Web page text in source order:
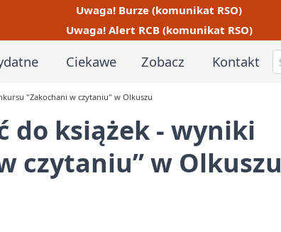
Uwaga! Burze (komunikat RSO)
Uwaga! Alert RCB (komunikat RSO)
Ciekawe Zobacz Kontakt
"Zakochani w czytaniu" w Olkuszu
do książek - wyniki
czytaniu” w Olkuszu